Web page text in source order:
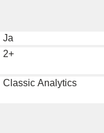
Ja
2+
Classic Analytics